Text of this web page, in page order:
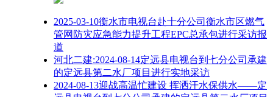
2025-03-10衡水市电视台赴十分公司衡水市区燃气
管网防灾应急能力提升工程EPC总承包进行采访报
道
河北二建:2024-08-14定远县电视台到七分公司承建
的定远县第二水厂项目进行实地采访
2024-08-13迎战高温忙建设 挥洒汗水保供水——定